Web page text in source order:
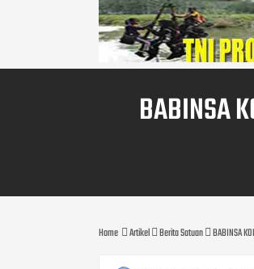
BABINSA
Home Artikel Berita Satuan BABINSA